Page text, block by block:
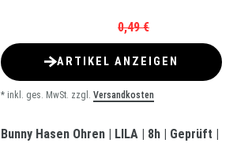
0,49 €
ARTIKEL ANZEIGEN
* inkl. ges. MwSt. zzgl. Versandkosten
Bunny Hasen Ohren | LILA | 8h | Geprüft |